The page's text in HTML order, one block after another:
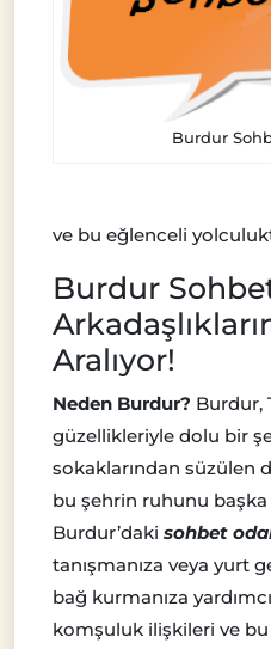
Burdur
ve bu eğlenceli
Burdur
Aralıyor!
Neden Burdur? Burdur,
güzellikleriyle dolu bir
sokaklarından süzülen
bu şehrin ruhunu başka
Burdur’daki sohbet
tanışmanıza veya yurt
bağ kurmanıza
komşuluk ilişkileri ve bu